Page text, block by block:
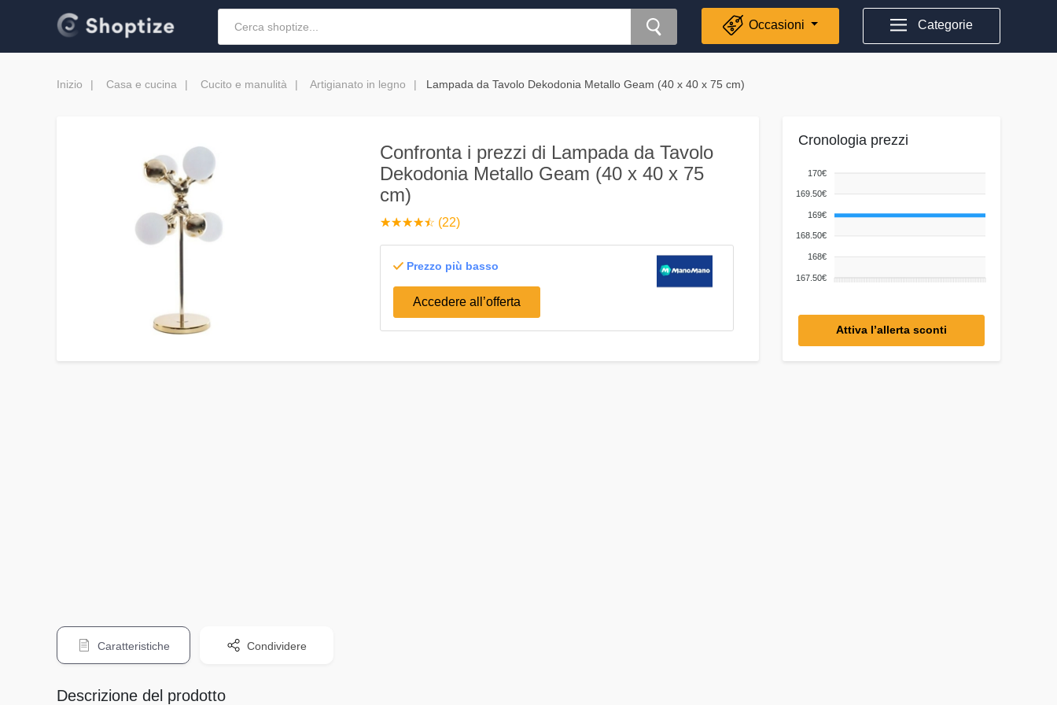
Occasioni Categorie
Inizio Casa e cucina Cucito e manulità Artigianato in legno Lampada da Tavolo Dekodonia Metallo Geam (40 x 40 x 75 cm)
Confronta i prezzi di Lampada da Tavolo
Dekodonia Metallo Geam (40 x 40 x 75
cm)
☆☆☆☆☆
★★★★★ (22)
Prezzo più basso
Accedere all’offerta
Cronologia prezzi
170€
169.50€
169€
168.50€
168€
167.50€
Attiva l’allerta sconti
Caratteristiche Condividere
Descrizione del prodotto